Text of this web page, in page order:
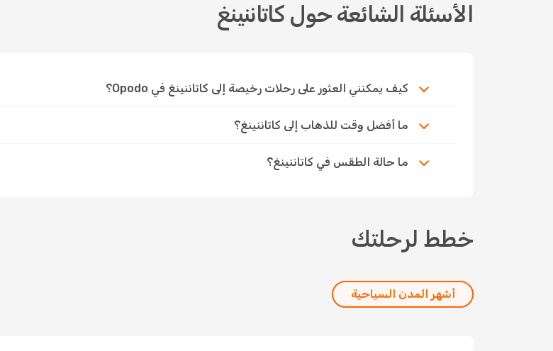
الأسئلة الشائعة حول كاتاننينغ
كيف يمكنني العثور على رحلات رخيصة إلى كاتاننينغ في Opodo؟
ما أفضل وقت للذهاب إلى كاتاننينغ؟
ما حالة الطقس في كاتاننينغ؟
خطط لرحلتك
أشهر المدن السياحية